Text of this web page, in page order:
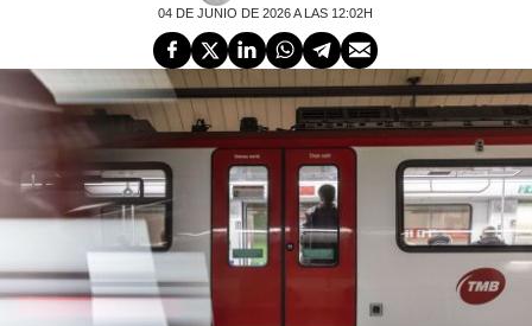
04 DE JUNIO DE 2026 A LAS 12:02H